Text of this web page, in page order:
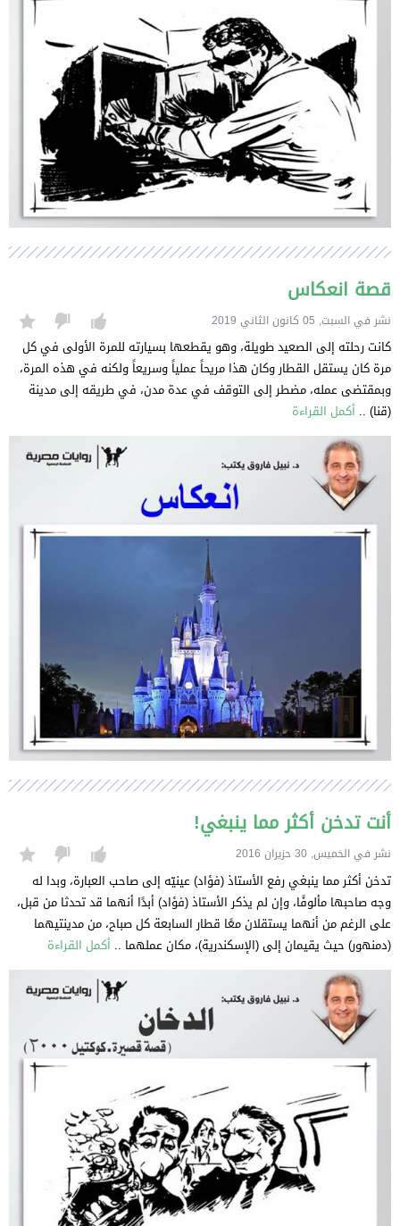
قصة انعكاس
نشر في السبت, 05 كانون الثاني 2019
كانت رحلته إلى الصعيد طويلة، وهو يقطعها بسيارته للمرة الأولى في كل
مرة كان يستقل القطار وكان هذا مريحاً عملياً وسريعاً ولكنه في هذه المرة،
وبمقتضى عمله، مضطر إلى التوقف في عدة مدن، في طريقه إلى مدينة
(قنا) .. أكمل القراءة
أنت تدخن أكثر مما ينبغي!
نشر في الخميس, 30 حزيران 2016
تدخن أكثر مما ينبغي رفع الأستاذ (فؤاد) عينيّه إلى صاحب العبارة، وبدا له
وجه صاحبها مألوفًا، وإن لم يذكر الأستاذ (فؤاد) أبدًا أنهما قد تحدثا من قبل،
على الرغم من أنهما يستقلان معًا قطار السابعة كل صباح، من مدينتيهما
(دمنهور) حيث يقيمان إلى (الإسكندرية)، مكان عملهما .. أكمل القراءة